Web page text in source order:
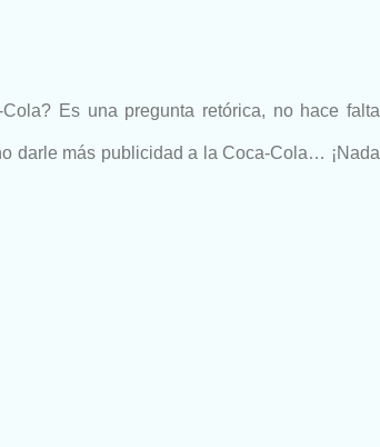
Es una pregunta retórica, no hace falta
darle más publicidad a la Coca-Cola… ¡Nada